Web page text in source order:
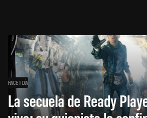
HACE 1 DÍA
La secuela de Ready